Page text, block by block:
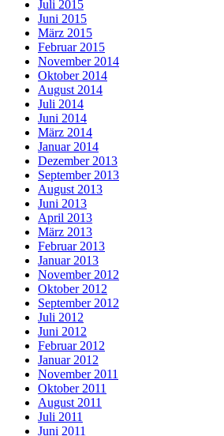
Juli 2015
Juni 2015
März 2015
Februar 2015
November 2014
Oktober 2014
August 2014
Juli 2014
Juni 2014
März 2014
Januar 2014
Dezember 2013
September 2013
August 2013
Juni 2013
April 2013
März 2013
Februar 2013
Januar 2013
November 2012
Oktober 2012
September 2012
Juli 2012
Juni 2012
Februar 2012
Januar 2012
November 2011
Oktober 2011
August 2011
Juli 2011
Juni 2011